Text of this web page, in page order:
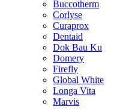
Buccotherm
Corlyse
Curaprox
Dentaid
Dok Bau Ku
Domery
Firefly
Global White
Longa Vita
Marvis